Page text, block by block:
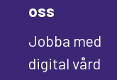
oss
Jobba med
digital vård